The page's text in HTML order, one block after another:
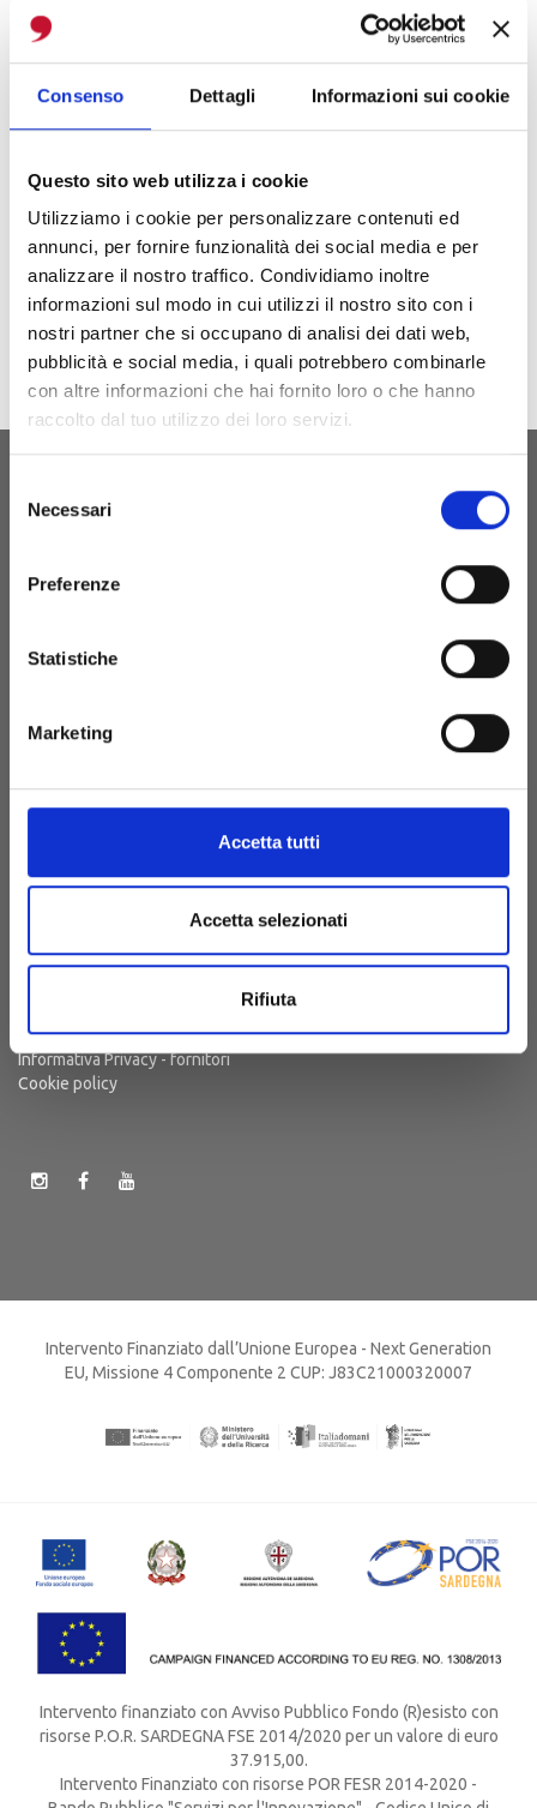
Consenso Dettagli Informazioni sui cookie
Questo sito web utilizza i cookie
Utilizziamo i cookie per personalizzare contenuti ed
annunci, per fornire funzionalità dei social media e per
analizzare il nostro traffico. Condividiamo inoltre
informazioni sul modo in cui utilizzi il nostro sito con i
nostri partner che si occupano di analisi dei dati web,
pubblicità e social media, i quali potrebbero combinarle
con altre informazioni che hai fornito loro o che hanno
raccolto dal tuo utilizzo dei loro servizi.
delNecessari
Preferenze
Statistiche
Marketing
Accetta tutti
Accetta selezionati
Rifiuta
Verificate sempre la normativa del vostro
Comune per assicurarvi che il tipo di
In accordance with the provisions of your
municipality.
P.Iva 03214150926
S.P. 48 Km 1,8
(Strada Sanluri-Lunamatrona)
Sardegna, Italia
Punto Vendita e Prenotazioni+39 (070)7050411
visita@cantinesuentu.com
Informativa Privacy - clienti
Informativa Privacy - fornitori
Cookie policy
Intervento Finanziato dall’Unione Europea - Next Generation
EU, Missione 4 Componente 2 CUP: J83C21000320007
Intervento finanziato con Avviso Pubblico Fondo (R)esisto con
risorse P.O.R. SARDEGNA FSE 2014/2020 per un valore di euro
37.915,00.
Intervento Finanziato con risorse POR FESR 2014-2020 -